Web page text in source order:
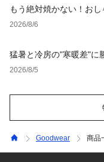
もう絶対焼かない！お
2026/8/6
猛暑と冷房の"寒暖差"に
2026/8/5
Goodwear 商品